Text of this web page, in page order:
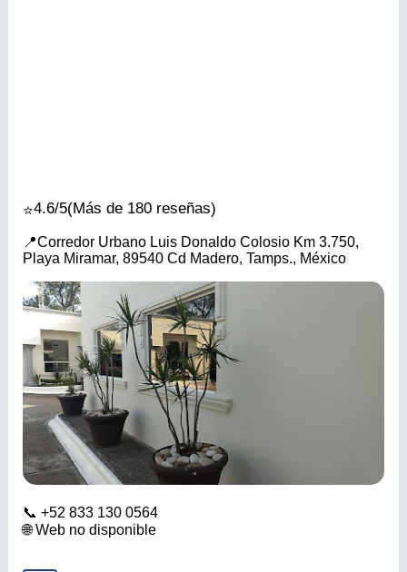
+52 833 130 0564
Web no disponible
4.6/5(Más de 180 reseñas)
Corredor Urbano Luis Donaldo Colosio Km 3.750,
Playa Miramar, 89540 Cd Madero, Tamps., México